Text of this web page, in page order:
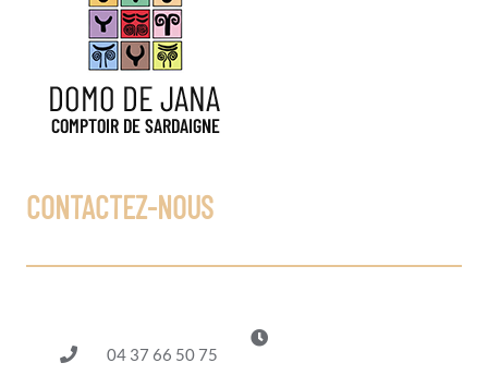
CONTACTEZ-NOUS
04 37 66 50 75